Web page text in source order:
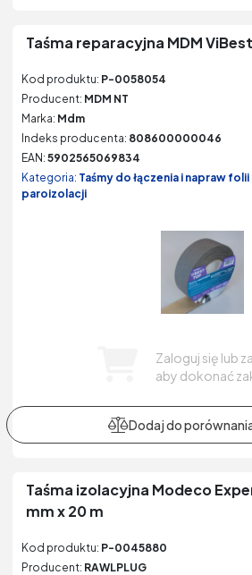
Taśma reparacyjna MDM
Kod produktu: P-0058054
Producent: MDM NT
Marka: Mdm
Indeks producenta: 808600000046
EAN: 5902565069834
Kategoria: Taśmy do łączenia i napraw
paroizolacji
Zaloguj się lub
aby dokonać
Taśma izolacyjna Modeco
mm x 20 m
Kod produktu: P-0045880
Producent: RAWLPLUG